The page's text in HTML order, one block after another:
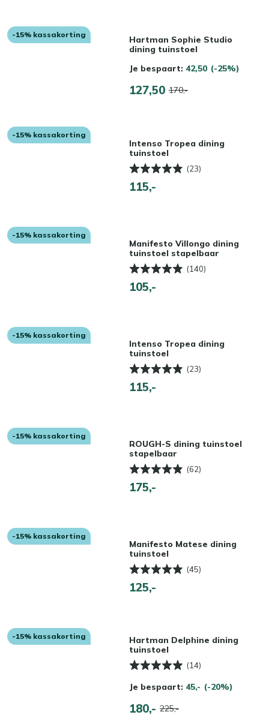
-15% kassakorting
Hartman Sophie Studio
dining tuinstoel
Je bespaart: 42,50 (-25%)
127,50 170,-
-15% kassakorting
Intenso Tropea dining
tuinstoel
(23)
115,-
-15% kassakorting
Manifesto Villongo dining
tuinstoel stapelbaar
(140)
105,-
-15% kassakorting
Intenso Tropea dining
tuinstoel
(23)
115,-
-15% kassakorting
ROUGH-S dining tuinstoel
stapelbaar
(62)
175,-
-15% kassakorting
Manifesto Matese dining
tuinstoel
(45)
125,-
-15% kassakorting
Hartman Delphine dining
tuinstoel
(14)
Je bespaart: 45,- (-20%)
180,- 225,-